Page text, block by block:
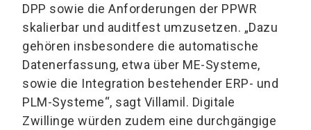
DPP sowie die Anforderungen der PPWR
skalierbar und auditfest umzusetzen. „Dazu
gehören insbesondere die automatische
Datenerfassung, etwa über ME-Systeme,
sowie die Integration bestehender ERP- und
PLM-Systeme“, sagt Villamil. Digitale
Zwillinge würden zudem eine durchgängige